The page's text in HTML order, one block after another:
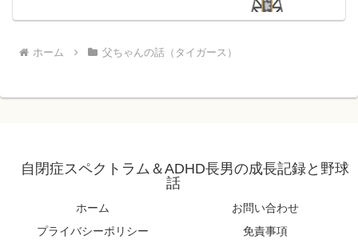
ホーム 父ちゃんの話（タイガース）
自閉症スペクトラム＆ADHD長男の成長記録と野球
話
ホーム
お問い合わせ
プライバシーポリシー
免責事項